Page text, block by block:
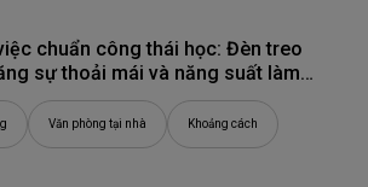
chuẩn công thái học: Đèn treo
sự thoải mái và năng suất làm
Văn phòng tại nhà Khoảng cách